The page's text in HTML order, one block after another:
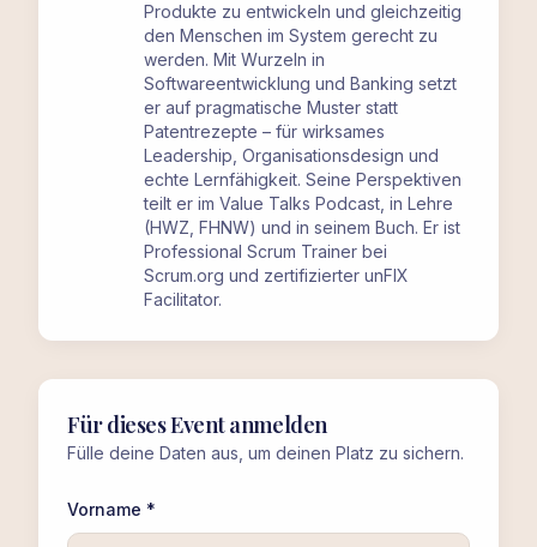
Produkte zu entwickeln und gleichzeitig
den Menschen im System gerecht zu
werden. Mit Wurzeln in
Softwareentwicklung und Banking setzt
er auf pragmatische Muster statt
Patentrezepte – für wirksames
Leadership, Organisationsdesign und
echte Lernfähigkeit. Seine Perspektiven
teilt er im Value Talks Podcast, in Lehre
(HWZ, FHNW) und in seinem Buch. Er ist
Professional Scrum Trainer bei
Scrum.org und zertifizierter unFIX
Facilitator.
Für dieses Event anmelden
Fülle deine Daten aus, um deinen Platz zu sichern.
Vorname *